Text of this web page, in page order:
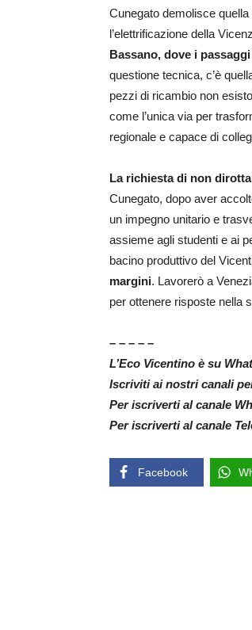
Cunegato demolisce
l’elettrificazione della
Bassano, dove i
questione tecnica, c’è
pezzi di ricambio non
come l’unica via per
regionale e capace di
La richiesta di non
Cunegato, dopo aver
un impegno unitario e
assieme agli studenti e ai
bacino produttivo del
margini. Lavorerò a
per ottenere risposte nella
– – – – –
L’Eco Vicentino è su
Iscriviti ai nostri canali
Per iscriverti al canale
Per iscriverti al canale
Facebook